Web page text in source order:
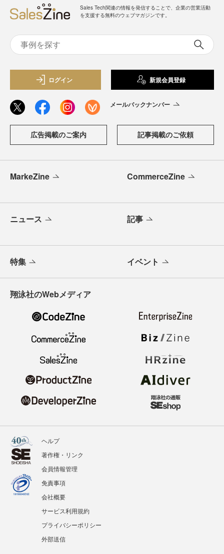
Sales Tech関連の情報を発信することで、企業の営業活動
を支援する無料のウェブマガジンです。
ログイン 新規会員登録
メールバックナンバー
広告掲載のご案内 記事掲載のご依頼
MarkeZine CommerceZine
ニュース 記事
特集 イベント
翔泳社のWebメディア
ヘルプ
著作権・リンク
会員情報管理
免責事項
会社概要
サービス利用規約
プライバシーポリシー
外部送信